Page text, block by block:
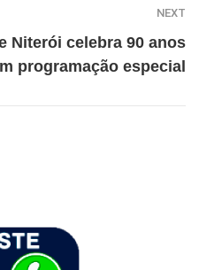
NEXT
Niterói celebra 90 anos
programação especial